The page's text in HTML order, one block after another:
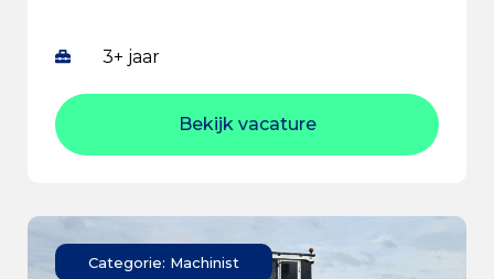
3+ jaar
Bekijk vacature
Categorie: Machinist